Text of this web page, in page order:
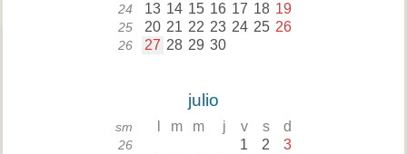
24 13 14 15 16 17 18 19
25 20 21 22 23 24 25 26
26 27 28 29 30
julio
sm m m j v s d
26 1 2 3